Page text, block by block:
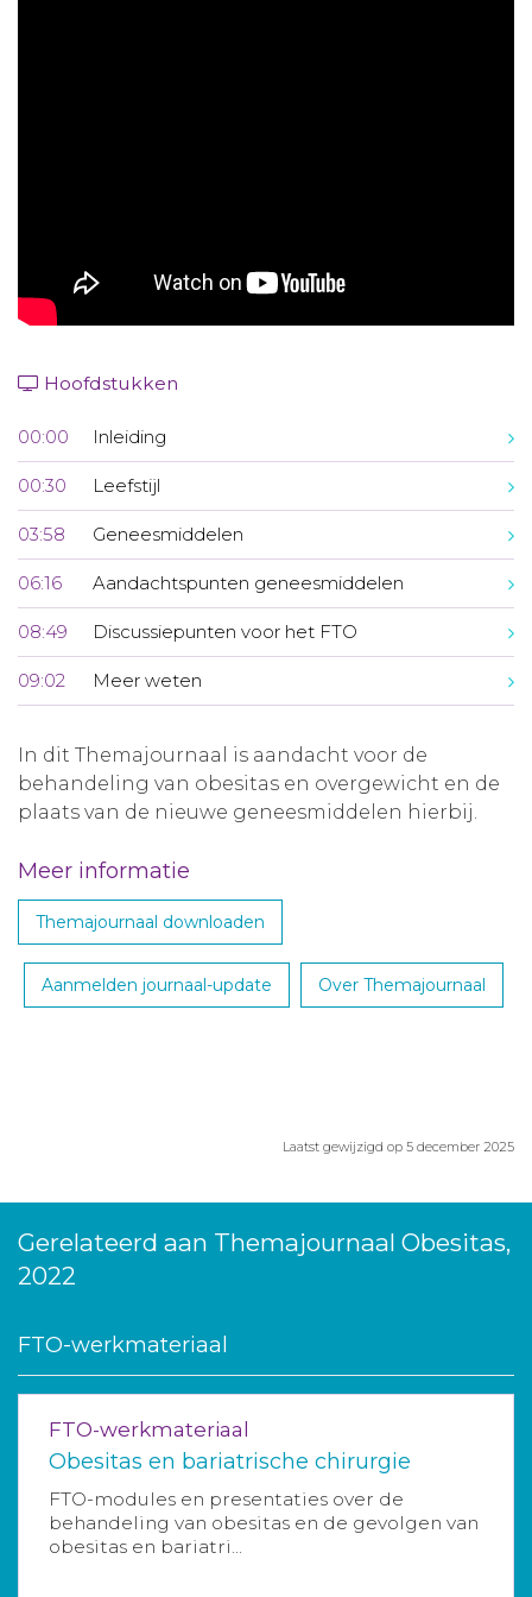
Hoofdstukken
00:00 Inleiding
00:30 Leefstijl
03:58 Geneesmiddelen
06:16 Aandachtspunten geneesmiddelen
08:49 Discussiepunten voor het FTO
09:02 Meer weten
In dit Themajournaal is aandacht voor de
behandeling van obesitas en overgewicht en de
plaats van de nieuwe geneesmiddelen hierbij.
Meer informatie
Themajournaal downloaden
Aanmelden journaal-update Over Themajournaal
Laatst gewijzigd op 5 december 2025
Gerelateerd aan Themajournaal Obesitas,
2022
FTO-werkmateriaal
FTO-werkmateriaal
Obesitas en bariatrische chirurgie
FTO-modules en presentaties over de
behandeling van obesitas en de gevolgen van
obesitas en bariatri...